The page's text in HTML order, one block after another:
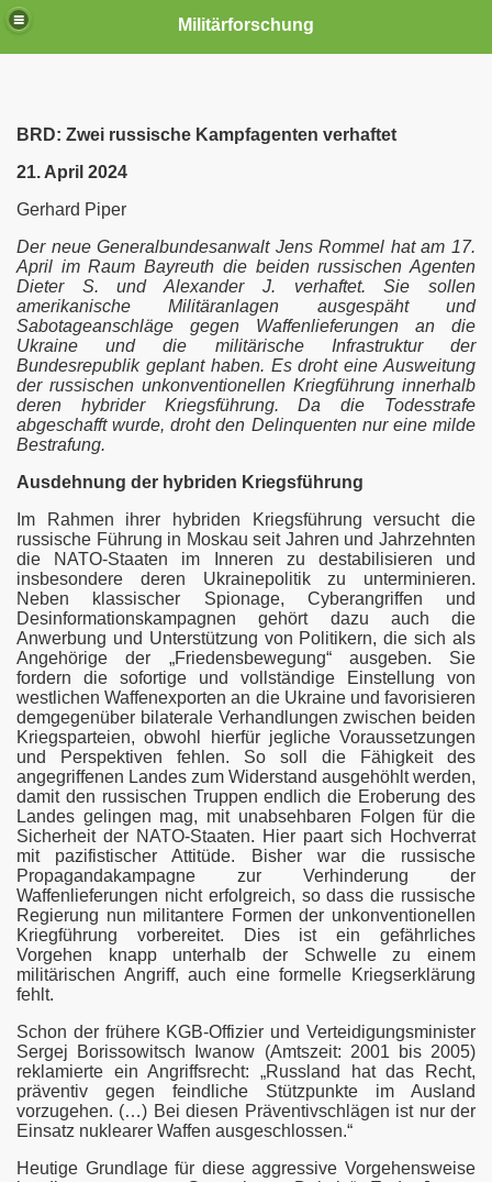
Militärforschung
BRD: Zwei russische Kampfagenten verhaftet
21. April 2024
Gerhard Piper
Der neue Generalbundesanwalt Jens Rommel hat am 17.
April im Raum Bayreuth die beiden russischen Agenten
Dieter S. und Alexander J. verhaftet. Sie sollen
amerikanische Militäranlagen ausgespäht und
Sabotageanschläge gegen Waffenlieferungen an die
Ukraine und die militärische Infrastruktur der
Bundesrepublik geplant haben. Es droht eine Ausweitung
der russischen unkonventionellen Kriegführung innerhalb
deren hybrider Kriegsführung. Da die Todesstrafe
abgeschafft wurde, droht den Delinquenten nur eine milde
Bestrafung.
Ausdehnung der hybriden Kriegsführung
Im Rahmen ihrer hybriden Kriegsführung versucht die
russische Führung in Moskau seit Jahren und Jahrzehnten
die NATO-Staaten im Inneren zu destabilisieren und
insbesondere deren Ukrainepolitik zu unterminieren.
Neben klassischer Spionage, Cyberangriffen und
Desinformationskampagnen gehört dazu auch die
Anwerbung und Unterstützung von Politikern, die sich als
Angehörige der „Friedensbewegung“ ausgeben. Sie
fordern die sofortige und vollständige Einstellung von
westlichen Waffenexporten an die Ukraine und favorisieren
demgegenüber bilaterale Verhandlungen zwischen beiden
Kriegsparteien, obwohl hierfür jegliche Voraussetzungen
und Perspektiven fehlen. So soll die Fähigkeit des
angegriffenen Landes zum Widerstand ausgehöhlt werden,
damit den russischen Truppen endlich die Eroberung des
Landes gelingen mag, mit unabsehbaren Folgen für die
Sicherheit der NATO-Staaten. Hier paart sich Hochverrat
mit pazifistischer Attitüde. Bisher war die russische
Propagandakampagne zur Verhinderung der
Waffenlieferungen nicht erfolgreich, so dass die russische
Regierung nun militantere Formen der unkonventionellen
Kriegführung vorbereitet. Dies ist ein gefährliches
Vorgehen knapp unterhalb der Schwelle zu einem
militärischen Angriff, auch eine formelle Kriegserklärung
fehlt.
Schon der frühere KGB-Offizier und Verteidigungsminister
Sergej Borissowitsch Iwanow (Amtszeit: 2001 bis 2005)
reklamierte ein Angriffsrecht: „Russland hat das Recht,
präventiv gegen feindliche Stützpunkte im Ausland
vorzugehen. (…) Bei diesen Präventivschlägen ist nur der
Einsatz nuklearer Waffen ausgeschlossen.“
Heutige Grundlage für diese aggressive Vorgehensweise
Atomarsenal
Chronologie 2017
Atomstreitkräfte Russlands
Russl